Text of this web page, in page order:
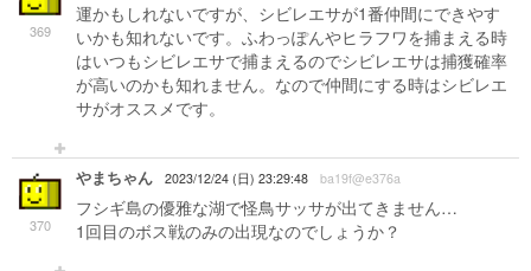
369
運かもしれないですが、シビレエサが1番仲間にできやす
いかも知れないです。ふわっぽんやヒラフワを捕まえる時
はいつもシビレエサで捕まえるのでシビレエサは捕獲確率
が高いのかも知れません。なので仲間にする時はシビレエ
サがオススメです。
370
やまちゃん 2023/12/24 (日) 23:29:48 ba19f@e376a
フシギ島の優雅な湖で怪鳥サッサが出てきません…
1回目のボス戦のみの出現なのでしょうか？